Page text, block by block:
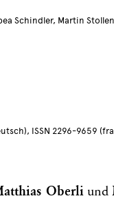
Schindler, Martin
ISSN 2296-9659
Oberli und